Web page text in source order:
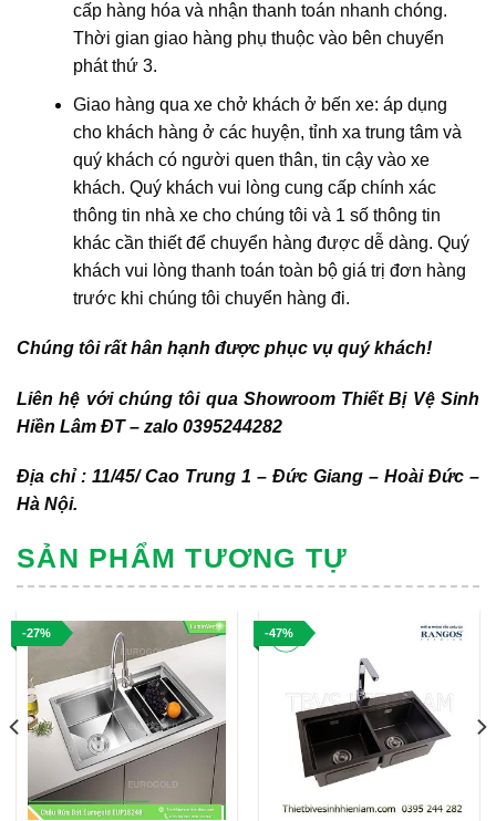
cấp hàng hóa và nhận thanh toán nhanh chóng.
Thời gian giao hàng phụ thuộc vào bên chuyển
phát thứ 3.
Giao hàng qua xe chở khách ở bến xe: áp dụng
cho khách hàng ở các huyện, tỉnh xa trung tâm và
quý khách có người quen thân, tin cậy vào xe
khách. Quý khách vui lòng cung cấp chính xác
thông tin nhà xe cho chúng tôi và 1 số thông tin
khác cần thiết để chuyển hàng được dễ dàng. Quý
khách vui lòng thanh toán toàn bộ giá trị đơn hàng
trước khi chúng tôi chuyển hàng đi.
Chúng tôi rất hân hạnh được phục vụ quý khách!
Liên hệ với chúng tôi qua Showroom Thiết Bị Vệ Sinh
Hiền Lâm ĐT – zalo 0395244282
Địa chỉ : 11/45/ Cao Trung 1 – Đức Giang – Hoài Đức –
Hà Nội.
SẢN PHẨM TƯƠNG TỰ
-27% -47%